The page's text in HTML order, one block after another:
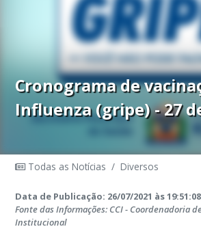
Cronograma de
Influenza (gripe) - 27
Todas as Notícias / Diversos
Data de Publicação: 26/07/2021 às 19:51:08
Fonte das Informações: CCI - Coordenadoria
Institucional